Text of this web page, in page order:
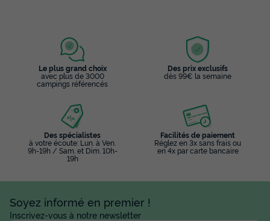
Le plus grand choix
avec plus de 3000
campings référencés
Des prix exclusifs
dès 99€ la semaine
Des spécialistes
à votre écoute: Lun. à Ven.
9h-19h / Sam. et Dim. 10h-
19h
Facilités de paiement
Réglez en 3x sans frais ou
en 4x par carte bancaire
Soyez informé en premier !
Inscrivez-vous à notre newsletter